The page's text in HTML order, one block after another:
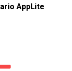
AppLite